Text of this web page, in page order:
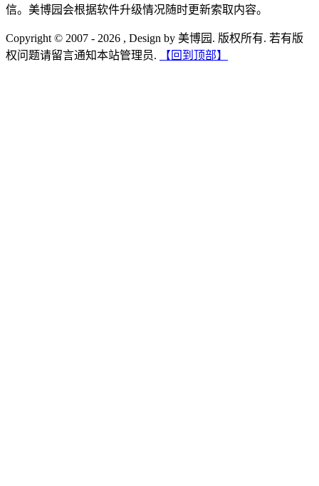
信。美博园会根据软件升级情况随时更新索取内容。
Copyright © 2007 - 2026 , Design by 美博园. 版权所有. 若有版
权问题请留言通知本站管理员.
【回到顶部】